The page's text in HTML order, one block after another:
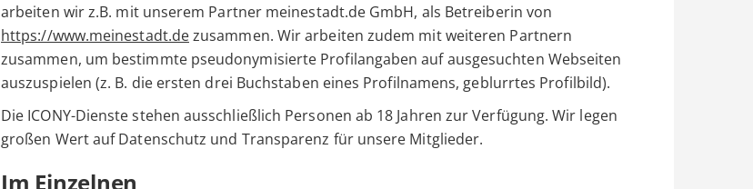
arbeiten wir z.B. mit unserem Partner meinestadt.de GmbH, als Betreiberin von
https://www.meinestadt.dezusammen. Wir arbeiten zudem mit weiteren Partnern
zusammen, um bestimmte pseudonymisierte Profilangaben auf ausgesuchten Webseiten
auszuspielen (z. B. die ersten drei Buchstaben eines Profilnamens, geblurrtes Profilbild).
Die ICONY-Dienste stehen ausschließlich Personen ab 18 Jahren zur Verfügung. Wir legen
großen Wert auf Datenschutz und Transparenz für unsere Mitglieder.
Im Einzelnen